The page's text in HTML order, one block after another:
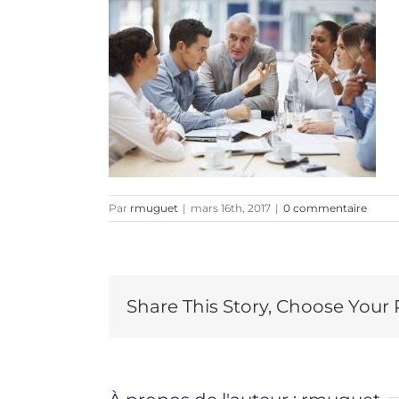
Par rmuguet | mars 16th, 2017 | 0 commentaire
Share This Story, Choose Your